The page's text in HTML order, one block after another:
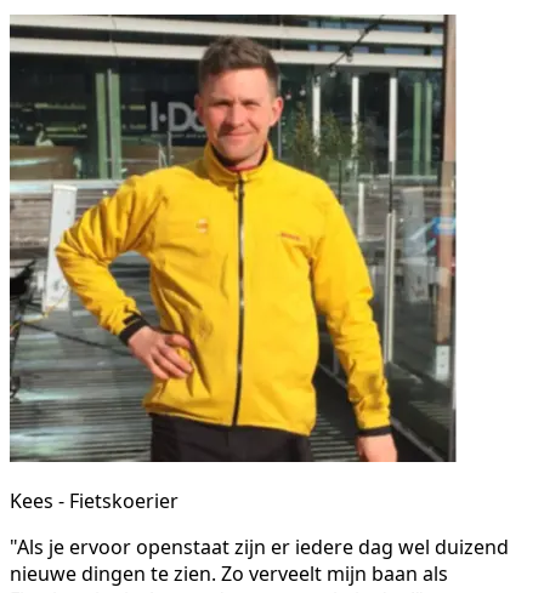
Kees - Fietskoerier
"Als je ervoor openstaat zijn er iedere dag wel duizend
nieuwe dingen te zien. Zo verveelt mijn baan als